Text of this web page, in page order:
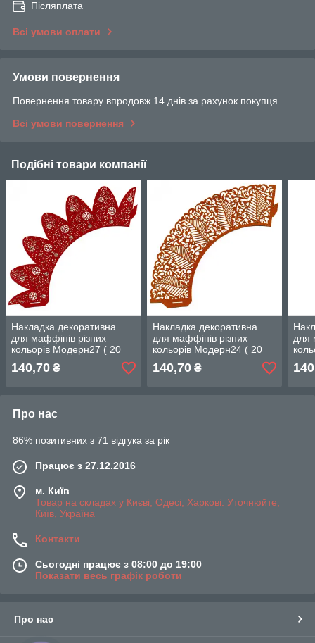
Післяплата
Всі умови оплати
Умови повернення
Повернення товару впродовж 14 днів за рахунок покупця
Всі умови повернення
Подібні товари компанії
Накладка декоративна
для маффінів різних
кольорів Модерн27 ( 20
шт ) ТРЕНД!
140,70 ₴
Накладка декоративна
для маффінів різних
кольорів Модерн24 ( 20
шт ) ТРЕНД!
140,70₴
для
шт
Про нас
86% позитивних з 71 відгука за рік
Працює з 27.12.2016
м. Київ
Товар на складах у Києві, Одесі, Харкові. Уточнюйте,
Київ, Україна
Контакти
Сьогодні працює з 08:00 до 19:00
Показати весь графік роботи
Про нас